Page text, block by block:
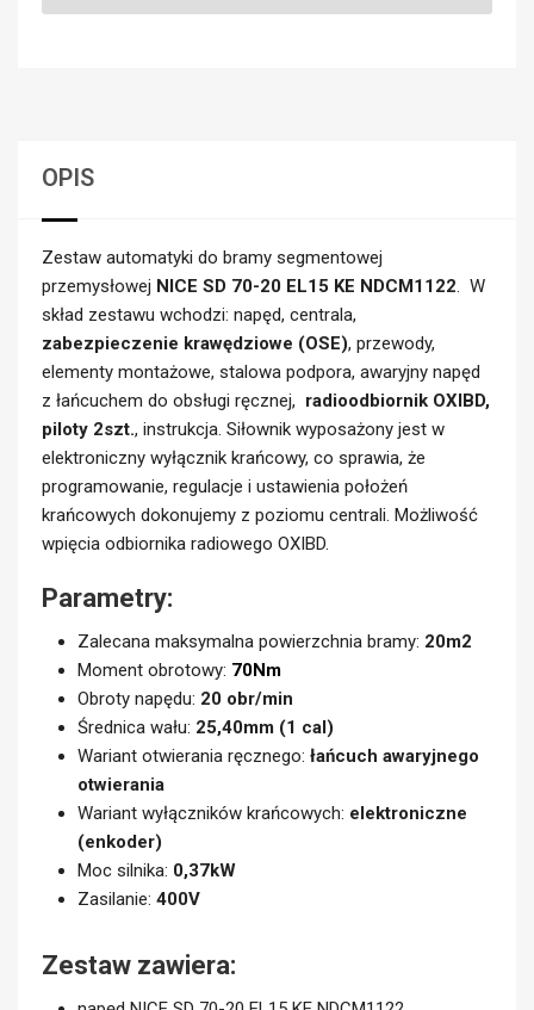
OPIS
Zestaw automatyki do bramy segmentowej
przemysłowej NICE SD 70-20 EL15 KE NDCM1122. W
skład zestawu wchodzi: napęd, centrala,
zabezpieczenie krawędziowe (OSE), przewody,
elementy montażowe, stalowa podpora, awaryjny napęd
z łańcuchem do obsługi ręcznej, radioodbiornik OXIBD,
piloty 2szt., instrukcja. Siłownik wyposażony jest w
elektroniczny wyłącznik krańcowy, co sprawia, że
programowanie, regulacje i ustawienia położeń
krańcowych dokonujemy z poziomu centrali. Możliwość
wpięcia odbiornika radiowego OXIBD.
Parametry:
Zalecana maksymalna powierzchnia bramy: 20m2
Moment obrotowy: 70Nm
Obroty napędu: 20 obr/min
Średnica wału: 25,40mm (1 cal)
Wariant otwierania ręcznego: łańcuch awaryjnego
otwierania
Wariant wyłączników krańcowych: elektroniczne
(enkoder)
Moc silnika: 0,37kW
Zasilanie: 400V
Zestaw zawiera: